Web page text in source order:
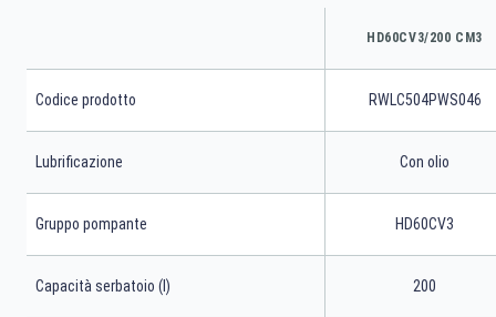
HD60CV3/200 CM3
Codice prodotto RWLC504PWS046
Lubrificazione Con olio
Gruppo pompante HD60CV3
Capacità serbatoio (l) 200